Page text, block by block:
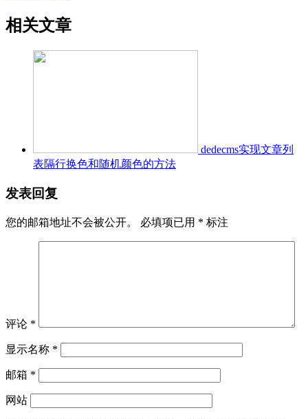
相关文章
dedecms实现文章列
表隔行换色和随机颜色的方法
发表回复
您的邮箱地址不会被公开。 必填项已用 * 标注
评论 *
显示名称 *
邮箱 *
网站